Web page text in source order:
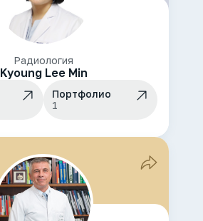
Радиология
Kyoung Lee Min
Портфолио
1